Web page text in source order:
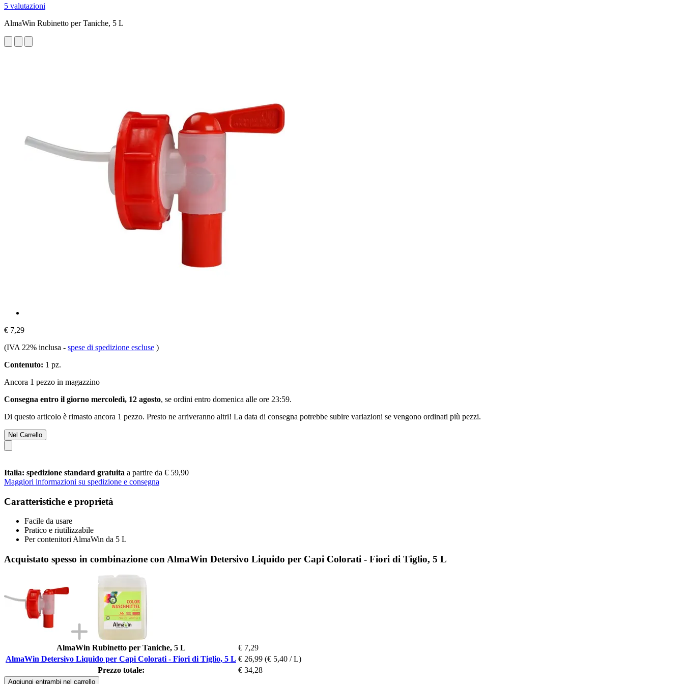
5 valutazioni
AlmaWin Rubinetto per Taniche, 5 L
€ 7,29
(IVA 22% inclusa - spese di spedizione escluse )
Contenuto: 1 pz.
Ancora 1 pezzo in magazzino
Consegna entro il giorno mercoledì, 12 agosto, se ordini entro domenica alle ore 23:59.
Di questo articolo è rimasto ancora 1 pezzo. Presto ne arriveranno altri! La data di consegna potrebbe subire variazioni se vengono ordinati più pezzi.
Nel Carrello
Italia: spedizione standard gratuita a partire da € 59,90
Maggiori informazioni su spedizione e consegna
Caratteristiche e proprietà
Facile da usare
Pratico e riutilizzabile
Per contenitori AlmaWin da 5 L
Acquistato spesso in combinazione con AlmaWin Detersivo Liquido per Capi Colorati - Fiori di Tiglio, 5 L
AlmaWin Rubinetto per Taniche, 5 L
€ 7,29
AlmaWin Detersivo Liquido per Capi Colorati - Fiori di Tiglio, 5 L € 26,99 (€ 5,40 / L)
Prezzo totale:
€ 34,28
Aggiungi entrambi nel carrello